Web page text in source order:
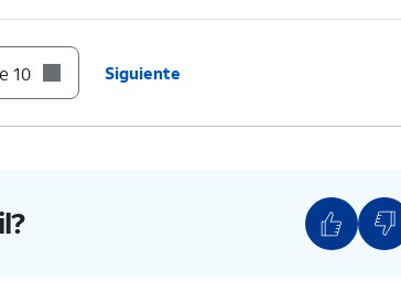
10 Siguiente